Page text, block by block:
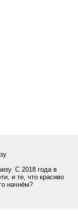
С 2018 года в
и те, что красиво
начнём?